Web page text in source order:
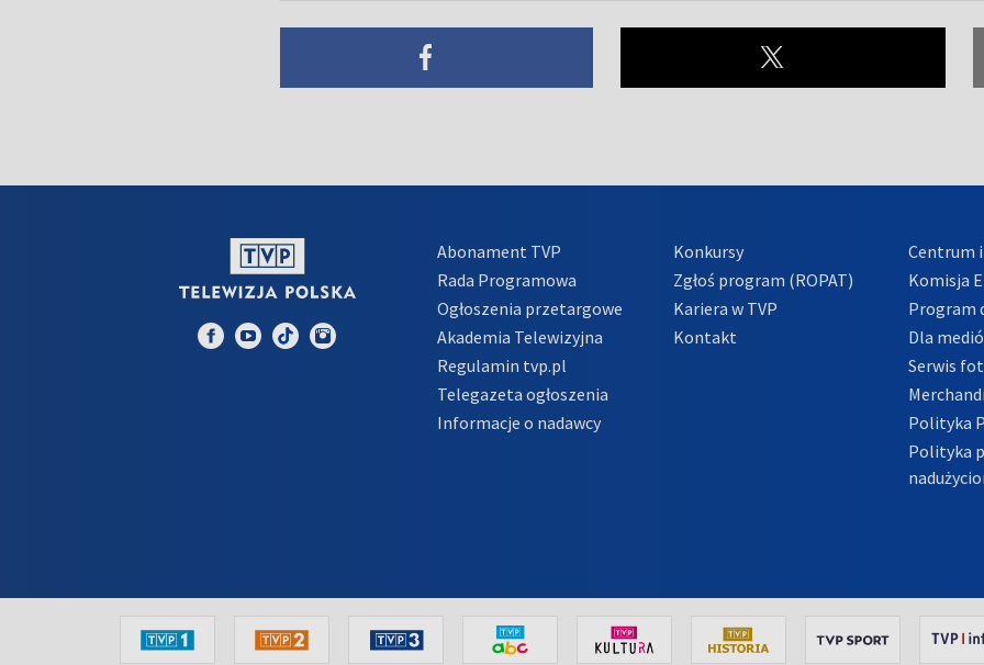
Abonament TVP
Rada Programowa
Ogłoszenia przetargowe
Akademia Telewizyjna
Regulamin tvp.pl
Telegazeta ogłoszenia
Informacje o nadawcy
Konkursy
Zgłoś program (ROPAT)
Kariera w TVP
Kontakt
Centrum
Komisja
Program
Dla
Serwis
Polityka
Polityka